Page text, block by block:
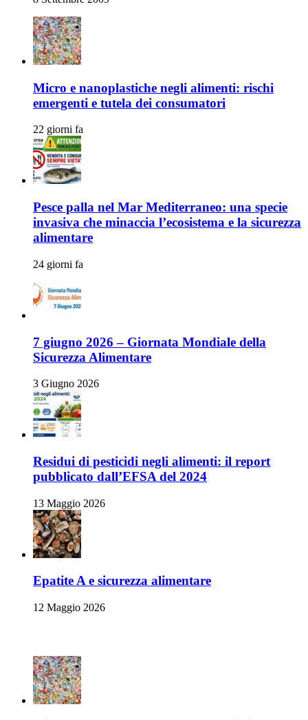
Micro e nanoplastiche negli alimenti: rischi
emergenti e tutela dei consumatori
22 giorni fa
Pesce palla nel Mar Mediterraneo: una specie
invasiva che minaccia l’ecosistema e la sicurezza
alimentare
24 giorni fa
7 giugno 2026 – Giornata Mondiale della
Sicurezza Alimentare
3 Giugno 2026
Residui di pesticidi negli alimenti: il report
pubblicato dall’EFSA del 2024
13 Maggio 2026
Epatite A e sicurezza alimentare
12 Maggio 2026